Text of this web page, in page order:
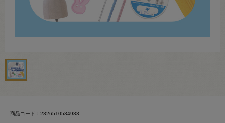
商品コード：2326510534933